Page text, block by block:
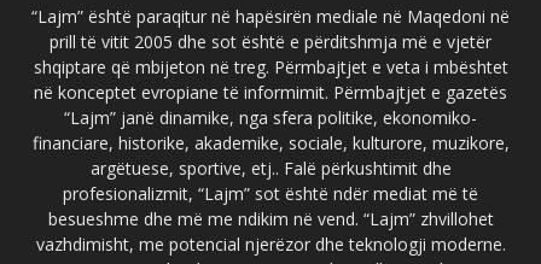
“Lajm” është paraqitur në hapësirën mediale në Maqedoni në
prill të vitit 2005 dhe sot është e përditshmja më e vjetër
shqiptare që mbijeton në treg. Përmbajtjet e veta i mbështet
në konceptet evropiane të informimit. Përmbajtjet e gazetës
“Lajm” janë dinamike, nga sfera politike, ekonomiko-
financiare, historike, akademike, sociale, kulturore, muzikore,
argëtuese, sportive, etj.. Falë përkushtimit dhe
profesionalizmit, “Lajm” sot është ndër mediat më të
besueshme dhe më me ndikim në vend. “Lajm” zhvillohet
vazhdimisht, me potencial njerëzor dhe teknologji moderne.